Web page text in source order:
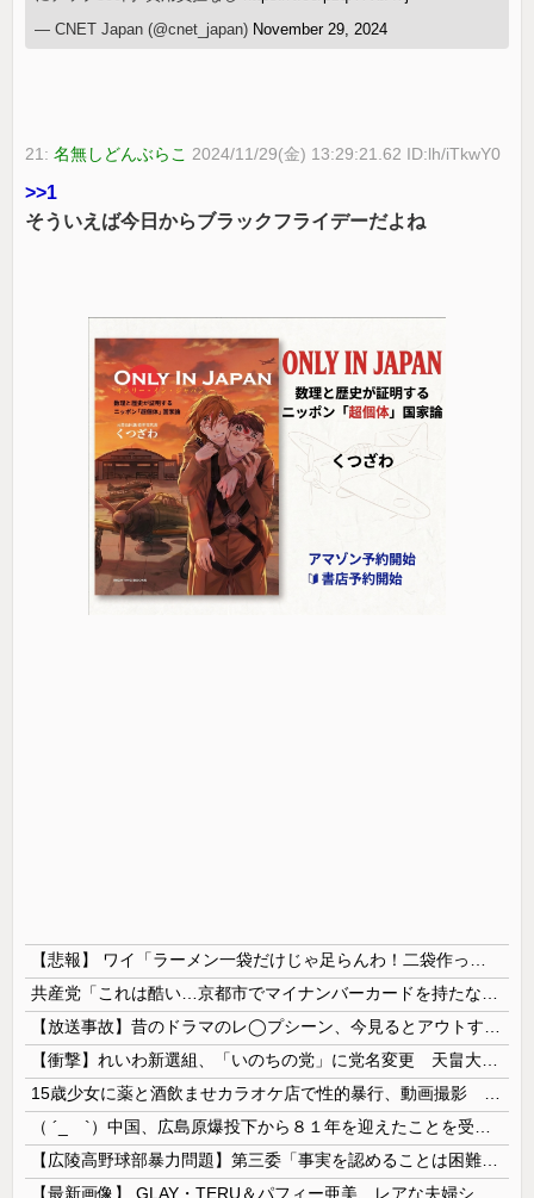
— CNET Japan (@cnet_japan) November 29, 2024
21:名無しどんぶらこ 2024/11/29(金) 13:29:21.62 ID:lh/iTkwY0
>>1
そういえば今日からブラックフライデーだよね